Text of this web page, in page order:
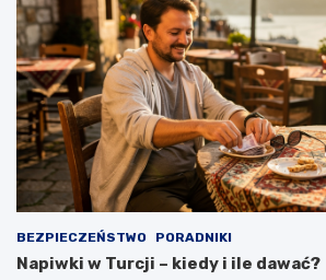
BEZPIECZEŃSTWO PORADNIKI
Napiwki w Turcji – kiedy i ile dawać?